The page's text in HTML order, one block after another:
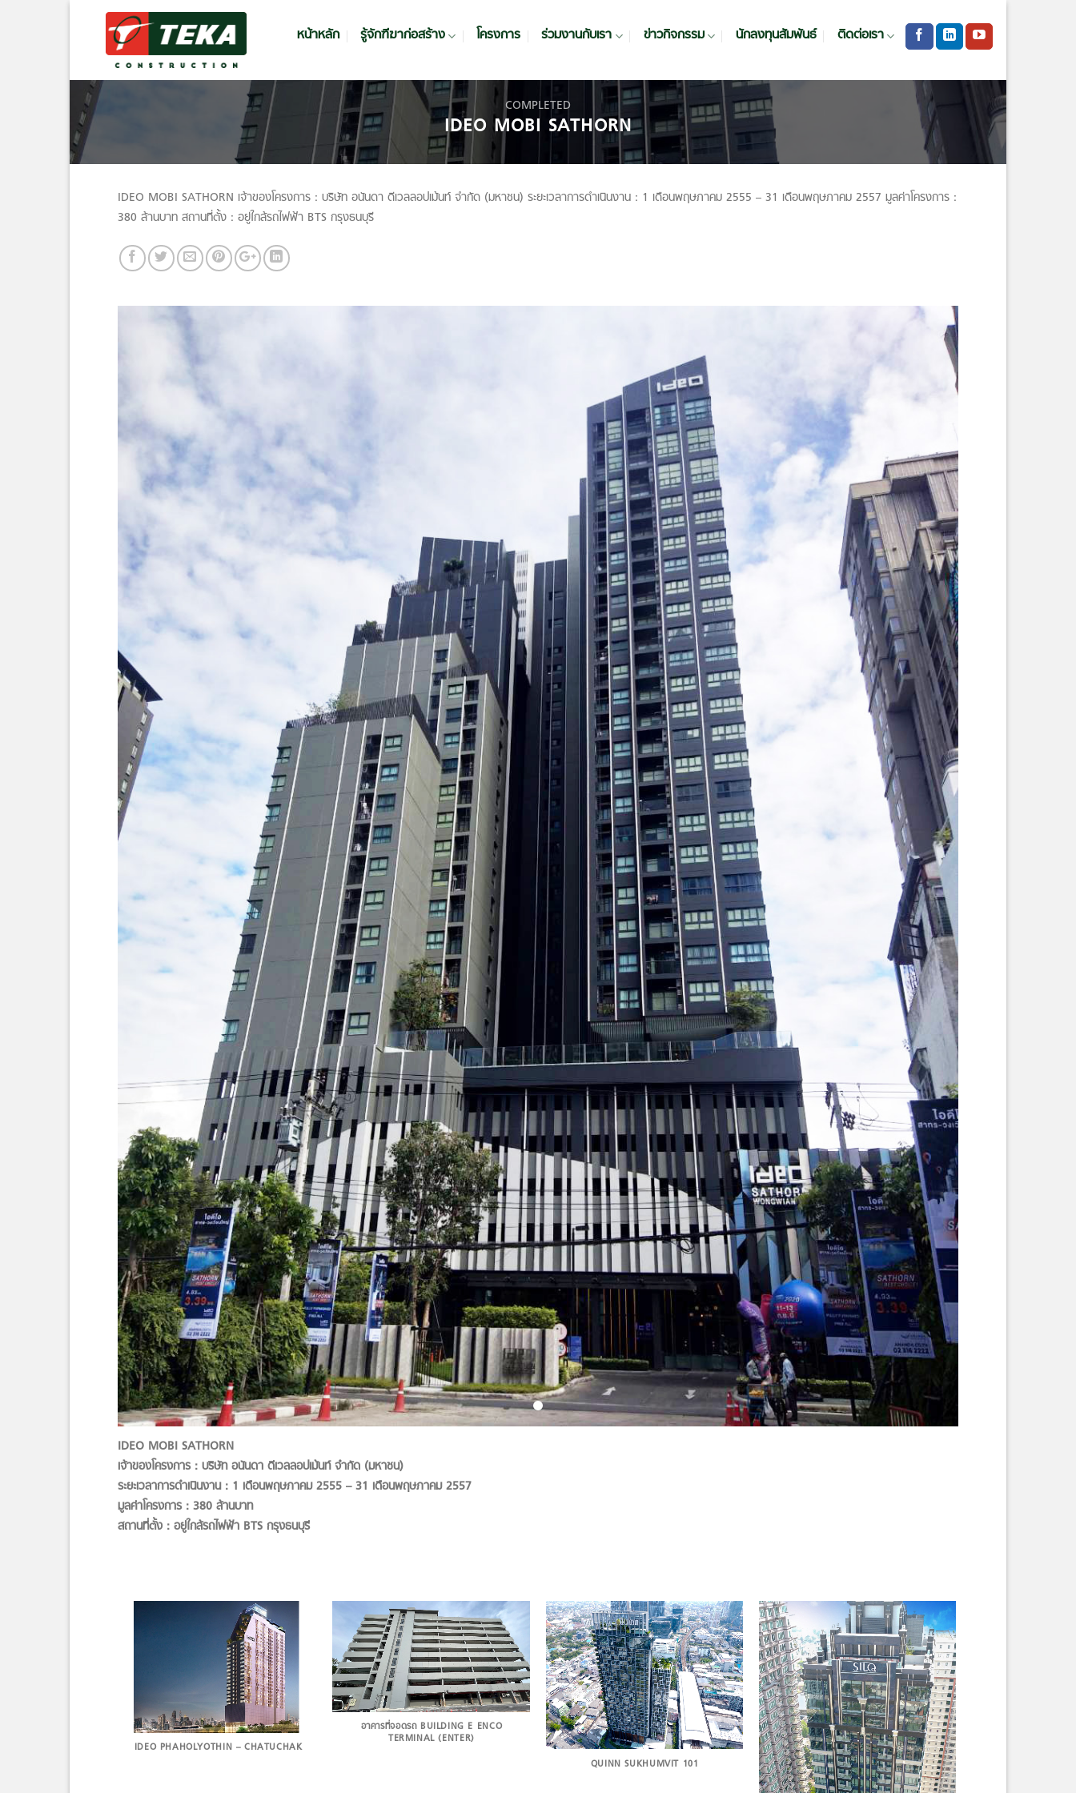
content
หน้าหลัก รู้จักฑีฆาก่อสร้าง โครงการ ร่วมงานกับเรา ข่าวกิจกรรม นักลงทุนสัมพันธ์ ติดต่อเรา
COMPLETED
IDEO MOBI SATHORN
IDEO MOBI SATHORN เจ้าของโครงการ : บริษัท อนันดา ดีเวลลอปเม้นท์ จำกัด (มหาชน) ระยะเวลาการดำเนินงาน : 1 เดือนพฤษภาคม 2555 – 31 เดือนพฤษภาคม 2557 มูลค่าโครงการ :
380 ล้านบาท สถานที่ตั้ง : อยู่ใกล้รถไฟฟ้า BTS กรุงธนบุรี
IDEO MOBI SATHORN
เจ้าของโครงการ : บริษัท อนันดา ดีเวลลอปเม้นท์ จำกัด (มหาชน)
ระยะเวลาการดำเนินงาน : 1 เดือนพฤษภาคม 2555 – 31 เดือนพฤษภาคม 2557
มูลค่าโครงการ : 380 ล้านบาท
สถานที่ตั้ง : อยู่ใกล้รถไฟฟ้า BTS กรุงธนบุรี
IDEO PHAHOLYOTHIN – CHATUCHAK
อาคารที่จอดรถ BUILDING E ENCO
TERMINAL (ENTER)
QUINN SUKHUMVIT 101